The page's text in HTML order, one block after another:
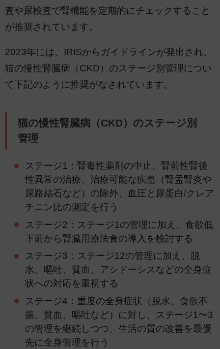
査や尿検査で腎機能を定期的にチェックすること
が推奨されています。
2023年には、IRISからガイドラインが発出され、
猫の慢性腎臓病（CKD）のステージ別管理につい
て下記のように推奨がなされています。
猫の慢性腎臓病（CKD）のステージ別
管理
ステージ1：腎毒性薬剤の中止、腎前性腎後
性異常の治療、治療可能な疾患（腎盂腎炎や
尿路結石など）の除外、血圧と尿蛋白/クレア
チニン比の測定を行う
ステージ2：ステージ1の管理に加え、食欲低
下前から腎臓用療法食の導入を検討する
ステージ3：ステージ12の管理に加え、脱
水、嘔吐、貧血、アシドーシスなどの全身症
状への対応を重視する
ステージ4：重度の全身症状（脱水、食欲不
振、貧血、嘔吐など）に対し、ステージ1〜3
の管理を継続しつつ、生活の質の改善を最優
先に全身管理を行う